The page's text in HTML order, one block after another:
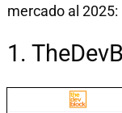
mercado al 2025:
1.